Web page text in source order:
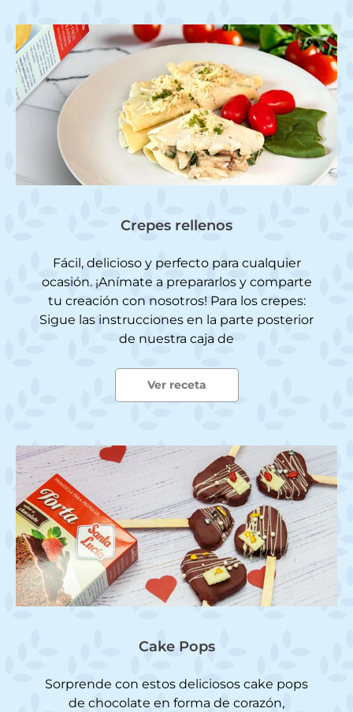
Crepes rellenos
Fácil, delicioso y perfecto para cualquier
ocasión. ¡Anímate a prepararlos y comparte
tu creación con nosotros! Para los crepes:
Sigue las instrucciones en la parte posterior
de nuestra caja de
Ver receta
Cake Pops
Sorprende con estos deliciosos cake pops
de chocolate en forma de corazón,